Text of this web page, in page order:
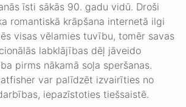
īsti sākās 90. gadu vidū. Droši
romantiskā krāpšana internetā ilgi
visas vēlamies tuvību, tomēr savas
labklājības dēļ jāveido
pirms nākamā soļa speršanas.
var palīdzēt izvairīties no
iepazīstoties tiešsaistē.